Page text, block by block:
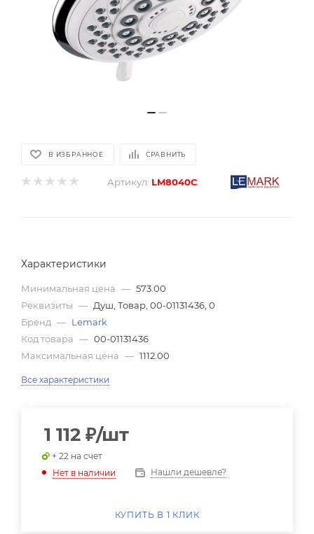
В ИЗБРАННОЕ СРАВНИТЬ
Артикул: LM8040C
Характеристики
Минимальная цена — 573.00
Реквизиты — Душ, Товар, 00-01131436, 0
Бренд — Lemark
Код товара — 00-01131436
Максимальная цена — 1112.00
Все характеристики
1 112 ₽/шт
+ 22 на счет
Нет в наличии
Нашли дешевле?
КУПИТЬ В 1 КЛИК